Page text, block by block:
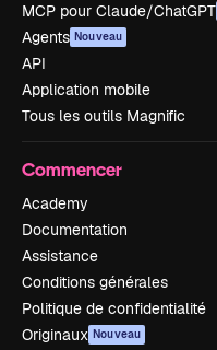
MCP pour Claude/ChatGPT
Agents Nouveau
API
Application mobile
Tous les outils Magnific
Commencer
Academy
Documentation
Assistance
Conditions générales
Politique de confidentialité
Originaux Nouveau